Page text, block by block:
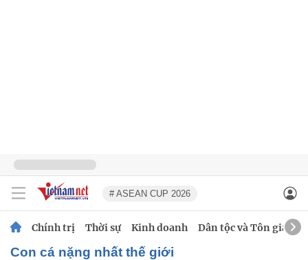
# ASEAN CUP 2026
Chính trị Thời sự Kinh doanh Dân tộc và Tôn giáo
con cá nặng nhất thế giới